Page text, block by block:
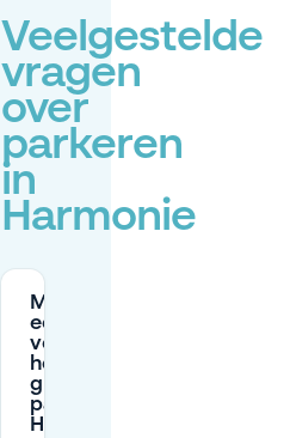
Veelgestelde
vragen
over
parkeren
in
Harmonie
Moet ik
een
vergunning
hebben om
gratis te
parkeren in
Harmonie?